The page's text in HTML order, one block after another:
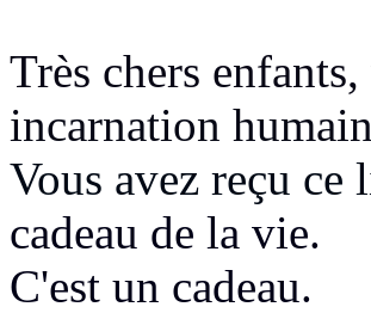
Très chers
incarnation
Vous avez reçu ce
cadeau de la vie.
C'est un cadeau.